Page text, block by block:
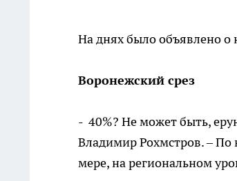
На днях было объявлено о
Воронежский срез
- 40%? Не может быть,
Владимир Рохмстров. –
мере, на региональном